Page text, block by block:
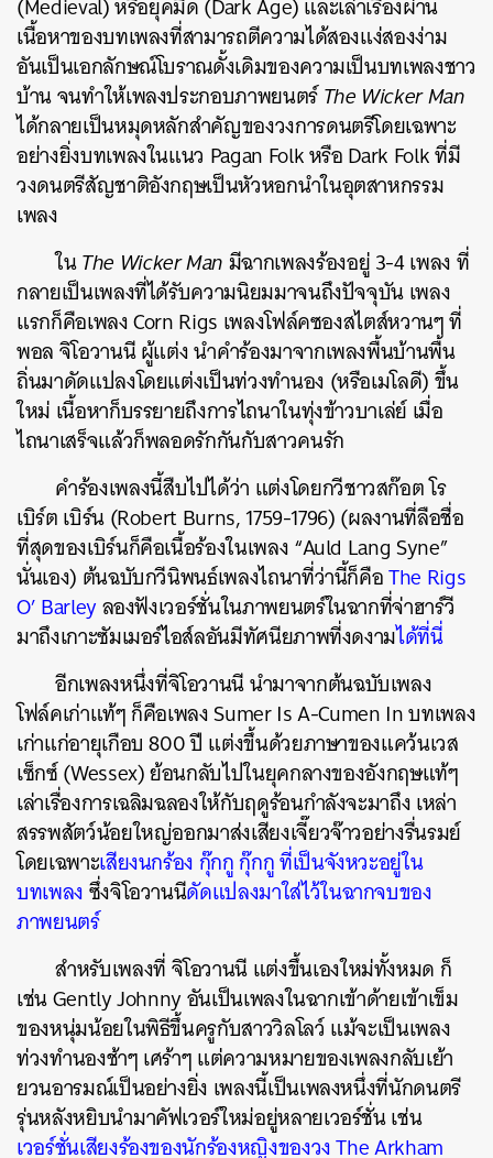
(Medieval) หรือยุคมืด (Dark Age) และเล่าเรื่องผ่าน
เนื้อหาของบทเพลงที่สามารถตีความได้สองแง่สองง่าม
อันเป็นเอกลักษณ์โบราณดั้งเดิมของความเป็นบทเพลงชาว
บ้าน จนทำให้เพลงประกอบภาพยนตร์The Wicker Man
ได้กลายเป็นหมุดหลักสำคัญของวงการดนตรีโดยเฉพาะ
อย่างยิ่งบทเพลงในแนว Pagan Folk หรือ Dark Folk ที่มี
วงดนตรีสัญชาติอังกฤษเป็นหัวหอกนำในอุตสาหกรรม
เพลง
ในThe Wicker Manมีฉากเพลงร้องอยู่ 3-4 เพลง ที่
กลายเป็นเพลงที่ได้รับความนิยมมาจนถึงปัจจุบัน เพลง
แรกก็คือเพลง Corn Rigs เพลงโฟล์คซองสไตส์หวานๆ ที่
พอล จิโอวานนี ผู้แต่ง นำคำร้องมาจากเพลงพื้นบ้านพื้น
ถิ่นมาดัดแปลงโดยแต่งเป็นท่วงทำนอง (หรือเมโลดี) ขึ้น
ใหม่ เนื้อหาก็บรรยายถึงการไถนาในทุ่งข้าวบาเล่ย์ เมื่อ
ไถนาเสร็จแล้วก็พลอดรักกันกับสาวคนรัก
คำร้องเพลงนี้สืบไปได้ว่า แต่งโดยกวีชาวสก๊อต โร
เบิร์ต เบิร์น (Robert Burns, 1759-1796) (ผลงานที่ลือชื่อ
ที่สุดของเบิร์นก็คือเนื้อร้องในเพลง “Auld Lang Syne”
นั่นเอง) ต้นฉบับกวีนิพนธ์เพลงไถนาที่ว่านี้ก็คือThe Rigs
O’ Barleyลองฟังเวอร์ชั่นในภาพยนตร์ในฉากที่จ่าฮาร์วี
มาถึงเกาะซัมเมอร์ไอส์ลอันมีทัศนียภาพที่งดงามได้ที่นี่
อีกเพลงหนึ่งที่จิโอวานนี นำมาจากต้นฉบับเพลง
โฟล์คเก่าแท้ๆ ก็คือเพลง Sumer Is A-Cumen In บทเพลง
เก่าแก่อายุเกือบ 800 ปี แต่งขึ้นด้วยภาษาของแคว้นเวส
เซ็กซ์ (Wessex) ย้อนกลับไปในยุคกลางของอังกฤษแท้ๆ
เล่าเรื่องการเฉลิมฉลองให้กับฤดูร้อนกำลังจะมาถึง เหล่า
สรรพสัตว์น้อยใหญ่ออกมาส่งเสียงเจี๊ยวจ๊าวอย่างรื่นรมย์
โดยเฉพาะเสียงนกร้อง กุ๊กกู กุ๊กกู ที่เป็นจังหวะอยู่ใน
บทเพลงซึ่งจิโอวานนีดัดแปลงมาใส่ไว้ในฉากจบของ
ภาพยนตร์
สำหรับเพลงที่ จิโอวานนี แต่งขึ้นเองใหม่ทั้งหมด ก็
เช่น Gently Johnny อันเป็นเพลงในฉากเข้าด้ายเข้าเข็ม
ของหนุ่มน้อยในพิธีขึ้นครูกับสาววิลโลว์ แม้จะเป็นเพลง
ท่วงทำนองช้าๆ เศร้าๆ แต่ความหมายของเพลงกลับเย้า
ยวนอารมณ์เป็นอย่างยิ่ง เพลงนี้เป็นเพลงหนึ่งที่นักดนตรี
รุ่นหลังหยิบนำมาคัฟเวอร์ใหม่อยู่หลายเวอร์ชั่น เช่น
เวอร์ชั่นเสียงร้องของนักร้องหญิงของวง The Arkham